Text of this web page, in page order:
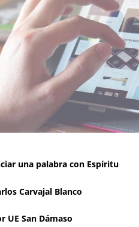
una palabra con Espíritu
Carvajal Blanco
UE San Dámaso